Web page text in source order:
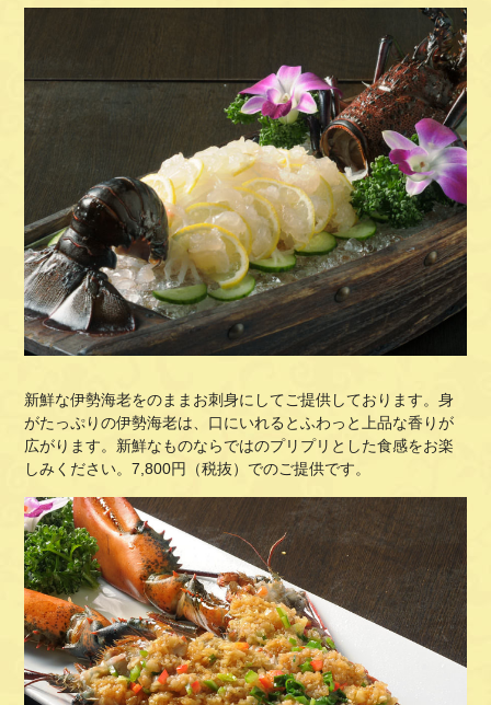
新鮮な伊勢海老をのままお刺身にしてご提供しております。身
がたっぷりの伊勢海老は、口にいれるとふわっと上品な香りが
広がります。新鮮なものならではのプリプリとした食感をお楽
しみください。7,800円（税抜）でのご提供です。